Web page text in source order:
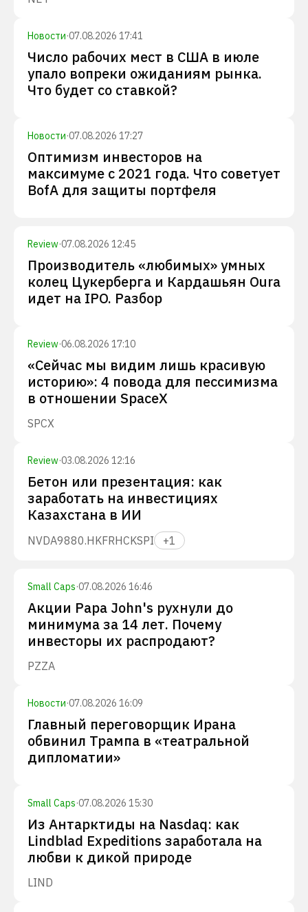
Новости·07.08.2026 17:41
Число рабочих мест в США в июле
упало вопреки ожиданиям рынка.
Что будет со ставкой?
Новости·07.08.2026 17:27
Оптимизм инвесторов на
максимуме с 2021 года. Что советует
BofA для защиты портфеля
Review·07.08.2026 12:45
Производитель «любимых» умных
колец Цукерберга и Кардашьян Oura
идет на IPO. Разбор
Review·06.08.2026 17:10
«Сейчас мы видим лишь красивую
историю»: 4 повода для пессимизма
в отношении SpaceX
SPCX
Review·03.08.2026 12:16
Бетон или презентация: как
заработать на инвестициях
Казахстана в ИИ
NVDA9880.HKFRHCKSPI +1
Small Caps·07.08.2026 16:46
Акции Papa John's рухнули до
минимума за 14 лет. Почему
инвесторы их распродают?
PZZA
Новости·07.08.2026 16:09
Главный переговорщик Ирана
обвинил Трампа в «театральной
дипломатии»
Small Caps·07.08.2026 15:30
Из Антарктиды на Nasdaq: как
Lindblad Expeditions заработала на
любви к дикой природе
LIND